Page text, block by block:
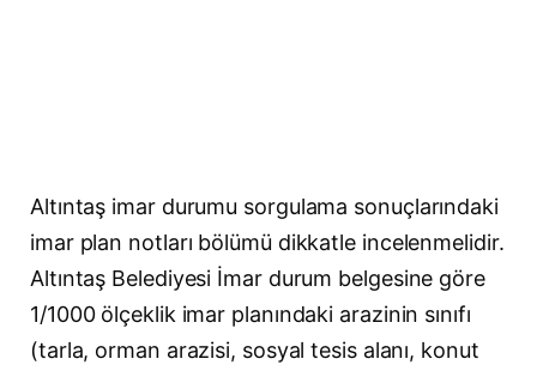
Altıntaş imar durumu sorgulama sonuçlarındaki
imar plan notları bölümü dikkatle incelenmelidir.
Altıntaş Belediyesi İmar durum belgesine göre
1/1000 ölçeklik imar planındaki arazinin sınıfı
(tarla, orman arazisi, sosyal tesis alanı, konut